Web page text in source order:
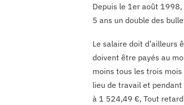
Depuis le 1er août 1998,
5 ans un double des
Le salaire doit d’ailleurs
doivent être payés au
moins tous les trois
lieu de travail et
à 1 524,49 €, Tout